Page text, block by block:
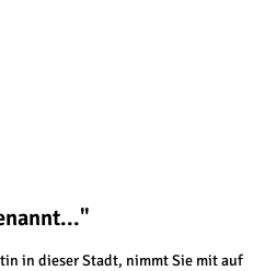
in dieser Stadt, nimmt Sie mit auf